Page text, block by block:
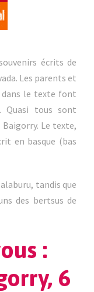
écrits de
Les parents et
dans le texte font
Quasi tous sont
Le texte,
en basque (bas
tandis que
des bertsus de
:
6